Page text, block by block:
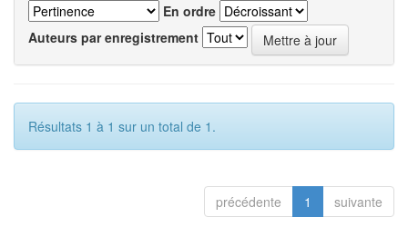
En ordre
Auteurs par enregistrement
Résultats 1 à 1 sur un total de 1.
précédente 1 suivante